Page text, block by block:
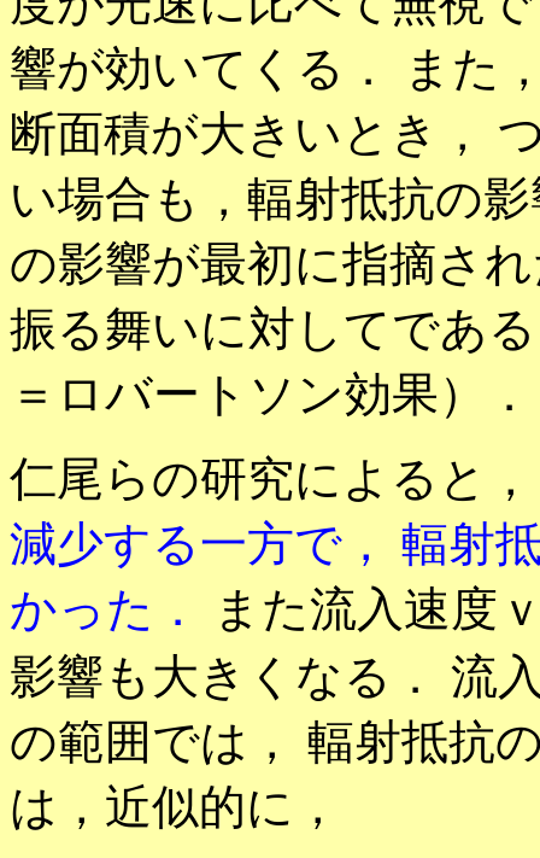
響が効いてくる． また
断面積が大きいとき，
い場合も，輻射抵抗の
の影響が最初に指摘さ
振る舞いに対してであ
＝ロバートソン効果）．
仁尾らの研究によると
減少する一方で， 輻射
かった．
また流入速度
影響も大きくなる． 流
の範囲では， 輻射抵抗
は，近似的に，